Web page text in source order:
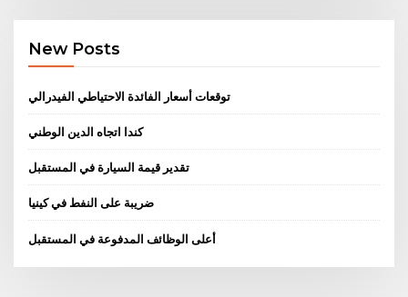
New Posts
توقعات أسعار الفائدة الاحتياطي الفيدرالي
كندا اتجاه الدين الوطني
تقدير قيمة السيارة في المستقبل
ضريبة على النفط في كينيا
أعلى الوظائف المدفوعة في المستقبل